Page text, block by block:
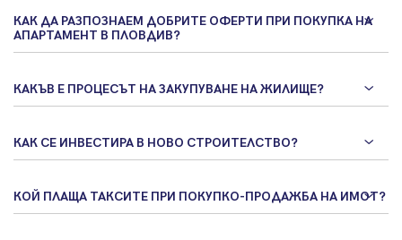
КАК ДА РАЗПОЗНАЕМ ДОБРИТЕ ОФЕРТИ ПРИ ПОКУПКА НА
АПАРТАМЕНТ В ПЛОВДИВ?
КАКЪВ Е ПРОЦЕСЪТ НА ЗАКУПУВАНЕ НА ЖИЛИЩЕ?
КАК СЕ ИНВЕСТИРА В НОВО СТРОИТЕЛСТВО?
КОЙ ПЛАЩА ТАКСИТЕ ПРИ ПОКУПКО-ПРОДАЖБА НА ИМОТ?